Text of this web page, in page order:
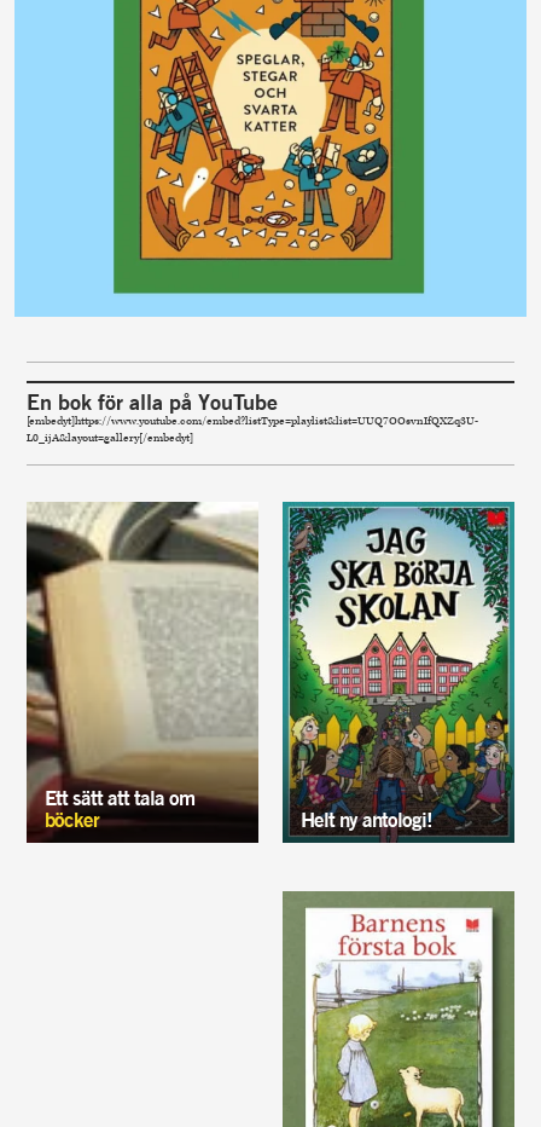
En bok för alla på YouTube
[embedyt]https://www.youtube.com/embed?listType=playlist&list=UUQ7OOsvnIfQXZq3U-
L0_ijA&layout=gallery[/embedyt]
Ett sätt att tala om
böcker
Helt ny antologi!